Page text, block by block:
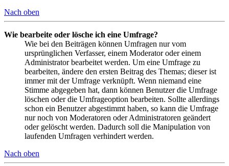
Nach oben
Wie bearbeite oder lösche ich eine Umfrage?
Wie bei den Beiträgen können Umfragen nur vom
ursprünglichen Verfasser, einem Moderator oder einem
Administrator bearbeitet werden. Um eine Umfrage zu
bearbeiten, ändere den ersten Beitrag des Themas; dieser ist
immer mit der Umfrage verknüpft. Wenn niemand eine
Stimme abgegeben hat, dann können Benutzer die Umfrage
löschen oder die Umfrageoption bearbeiten. Sollte allerdings
schon ein Benutzer abgestimmt haben, so kann die Umfrage
nur noch von Moderatoren oder Administratoren geändert
oder gelöscht werden. Dadurch soll die Manipulation von
laufenden Umfragen verhindert werden.
Nach oben